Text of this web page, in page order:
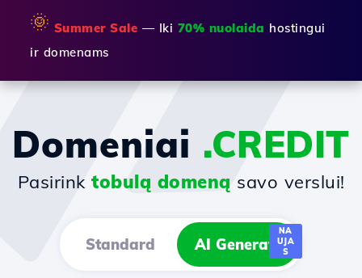
🌞 Summer Sale — Iki 70% nuolaida hostingui
ir domenams
Domeniai .CREDIT
Pasirink tobulą domeną savo verslui!
Standard AI Generator
NA
UJA
S